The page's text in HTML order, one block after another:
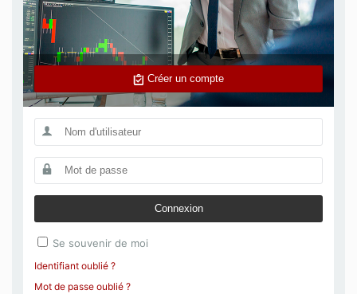
Créer un compte
Connexion
Se souvenir de moi
Identifiant oublié ?
Mot de passe oublié ?